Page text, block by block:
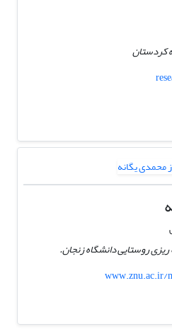
کردستان
ریزی روستایی دانشگاه زنجان.
www.znu.ac.ir/